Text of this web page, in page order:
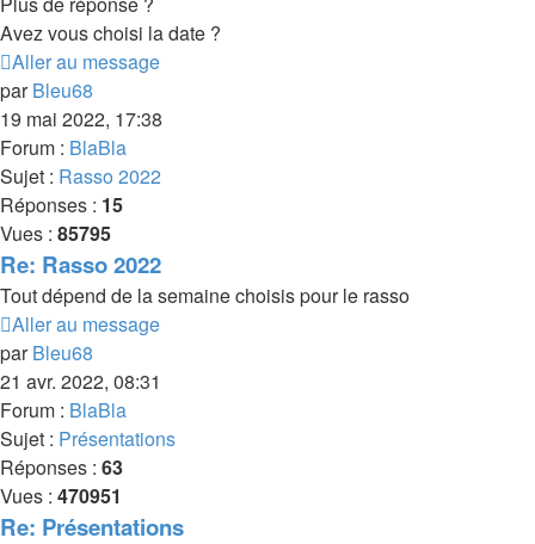
Avez vous choisi la date ?
Aller au message
parBleu68
19 mai 2022, 17:38
Forum : BlaBla
Sujet : Rasso 2022
Réponses : 15
Vues : 85795
Re: Rasso 2022
Tout dépend de la semaine choisis pour le rasso
Aller au message
parBleu68
21 avr. 2022, 08:31
Forum : BlaBla
Sujet : Présentations
Réponses : 63
Vues : 470951
Re: Présentations